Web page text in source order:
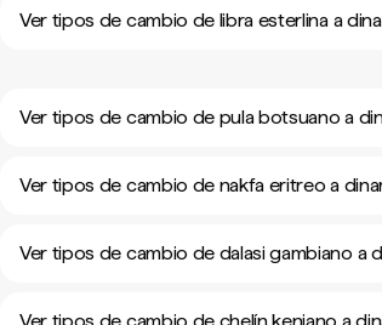
Ver tipos de cambio de libra esterlina a
Ver tipos de cambio de pula botsuano a
Ver tipos de cambio de nakfa eritreo a
Ver tipos de cambio de dalasi gambiano a